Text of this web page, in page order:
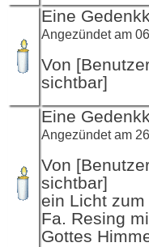
Eine
Angezündet am
Von
sichtbar]
Eine
Angezündet am
Von
sichtbar]
ein Licht
Fa. Resing
Gottes